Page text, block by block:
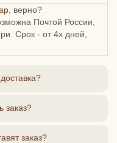
, верно?
Почтой России,
Срок - от 4х дней,
заказ?
заказ?